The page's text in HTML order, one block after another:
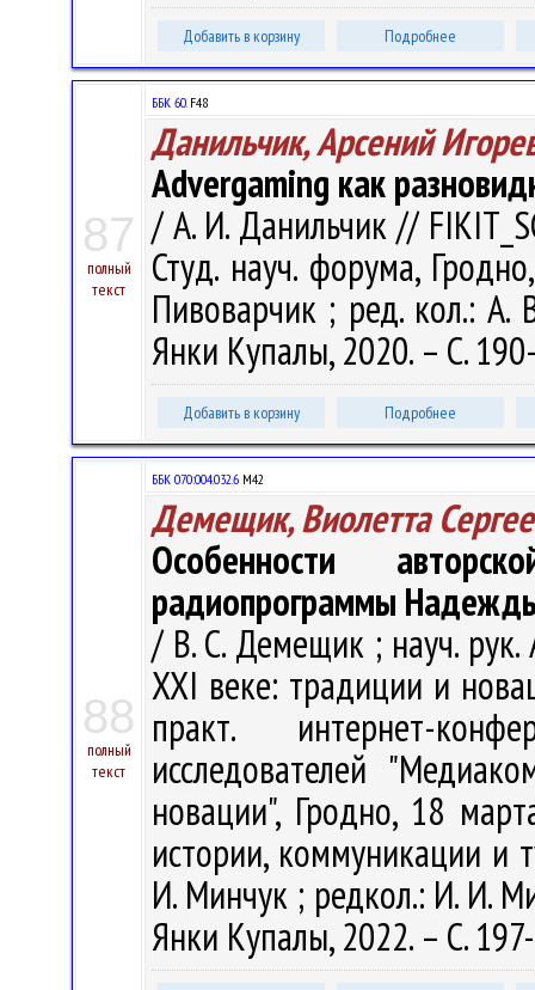
Добавить в корзину Подробнее
87
полный
текст
ББК 60.F48
Данильчик, Арсений
Advergaming как
/ А. И. Данильчик //
Студ. науч. форума,
Пивоварчик ; ред. кол.: А.
Янки Купалы, 2020. – С.
Добавить в корзину Подробнее
88
полный
текст
ББК 070:004.032.6 М42
Демещик, Виолетта
Особенности
радиопрограммы
/ В. С. Демещик ; науч.
XXI веке: традиции и
практ. интернет-
исследователей
новации", Гродно, 18
истории, коммуникации и
И. Минчук ; редкол.: И. И.
Янки Купалы, 2022. – С.